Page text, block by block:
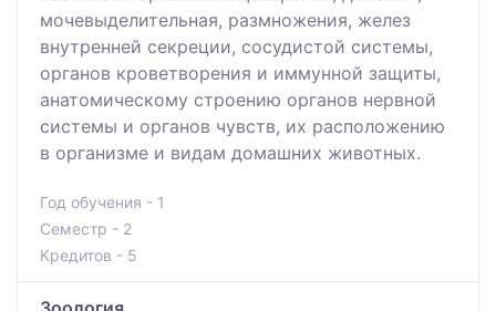
мочевыделительная, размножения, желез
внутренней секреции, сосудистой системы,
органов кроветворения и иммунной защиты,
анатомическому строению органов нервной
системы и органов чувств, их расположению
в организме и видам домашних животных.
Год обучения - 1
Семестр - 2
Кредитов - 5